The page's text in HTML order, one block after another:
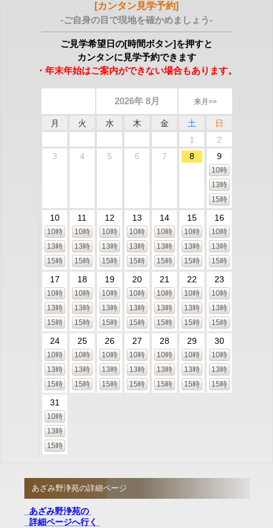
[カンタン見学予約]
-ご自身の目で現地を確かめましょう-
ご見学希望日の[時間ボタン]を押すと
カンタンに見学予約できます
・年末年始はご案内ができない場合もあります。
2026年 8月 来月>>
月 火 水 木 金 土
日
1
2
3
4 5 6 7 8 9
10時
13時
15時
10
10時
13時
15時
11
10時
13時
15時
12
10時
13時
15時
13
10時
13時
15時
14
10時
13時
15時
15
10時
13時
15時
16
10時
13時
15時
17
10時
13時
15時
18
10時
13時
15時
19
10時
13時
15時
20
10時
13時
15時
21
10時
13時
15時
22
10時
13時
15時
23
10時
13時
15時
24
10時
13時
15時
25
10時
13時
15時
26
10時
13時
15時
27
10時
13時
15時
28
10時
13時
15時
29
10時
13時
15時
30
10時
13時
15時
31
10時
13時
15時
あざみ野浄苑の詳細ページ
あざみ野浄苑の
詳細ページへ行く